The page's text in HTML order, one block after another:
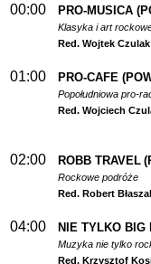
00:00 PRO-MUSICA
Klasyka i art
Red. Wojtek Czulak
01:00 PRO-CAFE
Popołudniowa pro-
Red. Wojciech
02:00 ROBB TRAVEL
Rockowe podróże
Red. Robert
04:00 NIE TYLKO BIG
Muzyka nie tylko
Red. Krzysztof